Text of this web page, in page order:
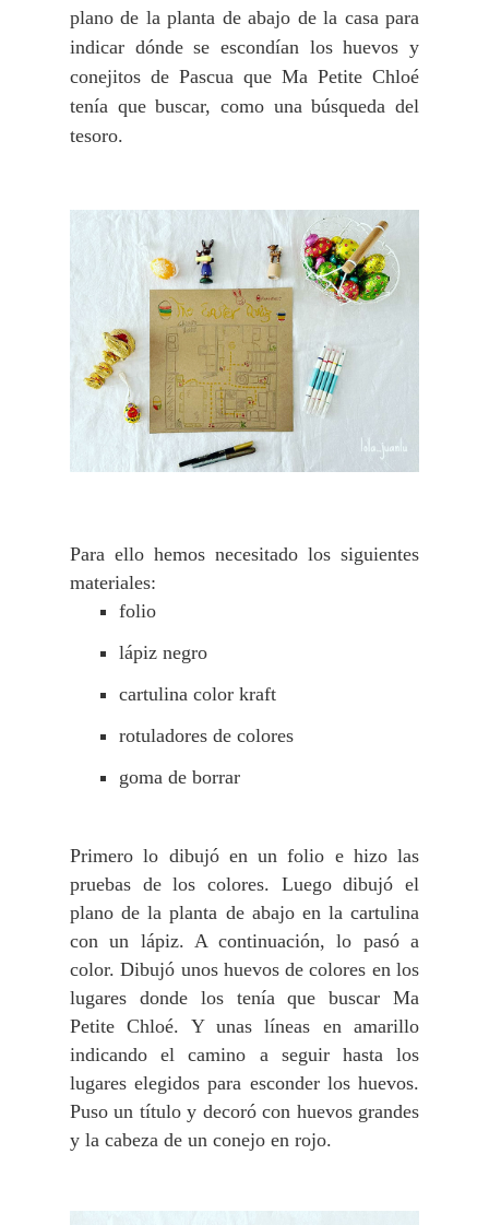
plano de la planta de abajo de la casa para
indicar dónde se escondían los huevos y
conejitos de Pascua que Ma Petite Chloé
tenía que buscar, como una búsqueda del
tesoro.
Para ello hemos necesitado los siguientes
materiales:
folio
lápiz negro
cartulina color kraft
rotuladores de colores
goma de borrar
Primero lo dibujó en un folio e hizo las
pruebas de los colores. Luego dibujó el
plano de la planta de abajo en la cartulina
con un lápiz. A continuación, lo pasó a
color. Dibujó unos huevos de colores en los
lugares donde los tenía que buscar Ma
Petite Chloé. Y unas líneas en amarillo
indicando el camino a seguir hasta los
lugares elegidos para esconder los huevos.
Puso un título y decoró con huevos grandes
y la cabeza de un conejo en rojo.